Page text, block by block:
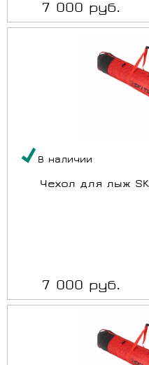
7 000 руб.
В наличии
Чехол для лыж SKI
7 000 руб.